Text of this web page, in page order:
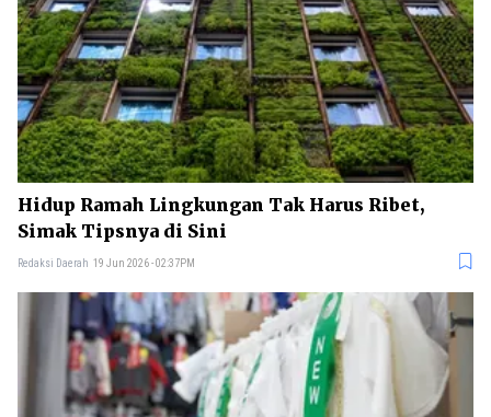
Hidup Ramah Lingkungan Tak Harus Ribet,
Simak Tipsnya di Sini
Redaksi Daerah 19 Jun 2026 - 02:37PM